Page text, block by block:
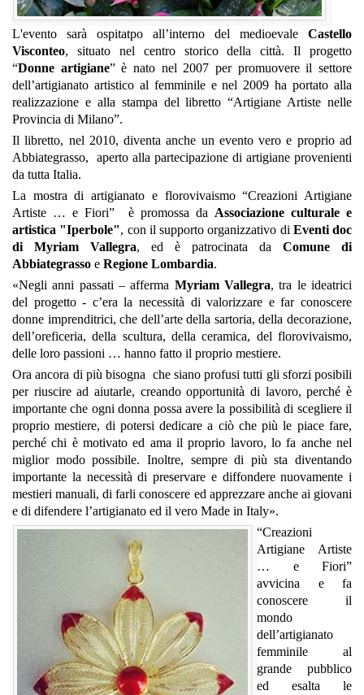
L'evento sarà ospitatpo all’interno del medioevale Castello
Visconteo, situato nel centro storico della città.Il progetto
“Donne artigiane” è nato nel 2007 per promuovere il settore
dell’artigianato artistico al femminile e nel 2009 ha portato alla
realizzazione e alla stampa del libretto “Artigiane Artiste nelle
Provincia di Milano”.
Il libretto, nel 2010, diventa anche un evento vero e proprio ad
Abbiategrasso, aperto alla partecipazione di artigiane provenienti
da tutta Italia.
La mostra di artigianato e florovivaismo “Creazioni Artigiane
Artiste … e Fiori” è promossa da Associazione culturale e
artistica "Iperbole", con il supporto organizzativo di Eventi doc
di Myriam Vallegra, ed è patrocinata da Comune di
Abbiategrasso e Regione Lombardia.
«Negli anni passati – afferma Myriam Vallegra, tra le ideatrici
del progetto - c’era la necessità di valorizzare e far conoscere
donne imprenditrici, che dell’arte della sartoria, della decorazione,
dell’oreficeria, della scultura, della ceramica, del florovivaismo,
delle loro passioni … hanno fatto il proprio mestiere.
Ora ancora di più bisogna che siano profusi tutti gli sforzi posibili
per riuscire ad aiutarle, creando opportunità di lavoro, perché è
importante che ogni donna possa avere la possibilità di scegliere il
proprio mestiere, di potersi dedicare a ciò che più le piace fare,
perché chi è motivato ed ama il proprio lavoro, lo fa anche nel
miglior modo possibile. Inoltre, sempre di più sta diventando
importante la necessità di preservare e diffondere nuovamente i
mestieri manuali, di farli conoscere ed apprezzare anche ai giovani
e di difendere l’artigianato ed il vero Made in Italy».
“Creazioni
Artigiane Artiste
… e Fiori”
avvicina e fa
conoscere il
mondo
dell’artigianato
femminile al
grande pubblico
ed esalta le